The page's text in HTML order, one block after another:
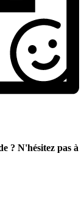
? N'hésitez pas à